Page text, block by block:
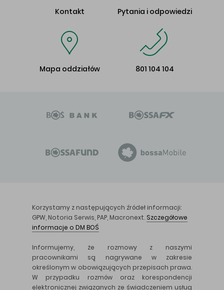
Kontakt Pytania i odpowiedzi
Mapa oddziałów 801 104 104
Korzystamy z następujących źródeł informacji:
GPW, Notoria Serwis, PAP, Macronext. Szczegółowe
informacje o DM BOŚ
Informujemy, że rozmowy z naszymi
pracownikami są nagrywane w zakresie
określonym w obowiązujących przepisach prawa.
W przypadku rozmów oraz korespondencji
elektronicznej związanych ze świadczeniem usług